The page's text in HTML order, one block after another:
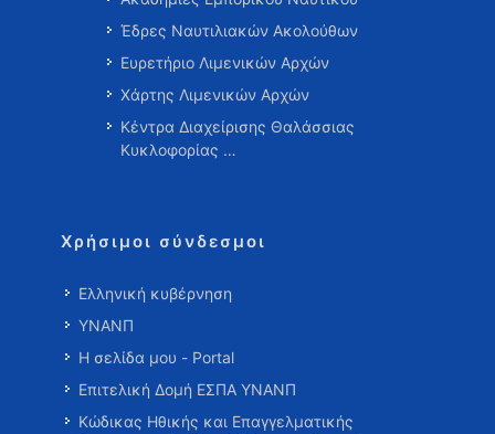
Έδρες Ναυτιλιακών Ακολούθων
Ευρετήριο Λιμενικών Αρχών
Χάρτης Λιμενικών Αρχών
Κέντρα Διαχείρισης Θαλάσσιας
Κυκλοφορίας …
Χρήσιμοι σύνδεσμοι
Ελληνική κυβέρνηση
ΥΝΑΝΠ
Η σελίδα μου - Portal
Επιτελική Δομή ΕΣΠΑ ΥΝΑΝΠ
Κώδικας Ηθικής και Επαγγελματικής